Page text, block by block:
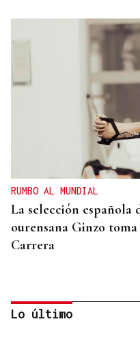
RUMBO AL MUNDIAL
La selección española
ourensana Ginzo
Carrera
Lo último